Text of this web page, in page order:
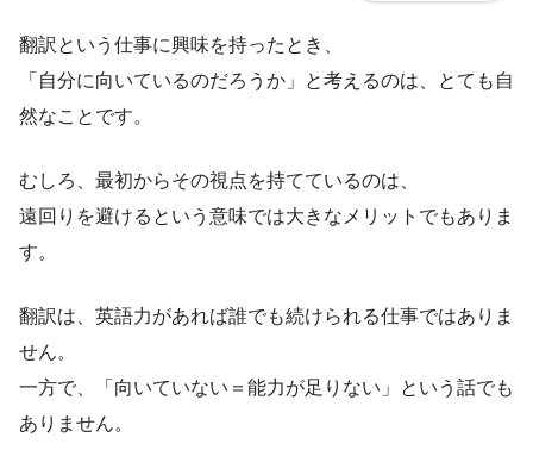
翻訳という仕事に興味を持ったとき、
「自分に向いているのだろうか」と考えるのは、とても自
然なことです。
むしろ、最初からその視点を持てているのは、
遠回りを避けるという意味では大きなメリットでもありま
す。
翻訳は、英語力があれば誰でも続けられる仕事ではありま
せん。
一方で、「向いていない＝能力が足りない」という話でも
ありません。